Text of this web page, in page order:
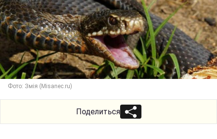
Фото: Змія (Misanec.ru)
Поделиться